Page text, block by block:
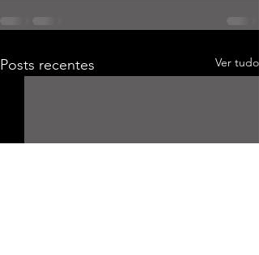
Posts recentes Ver tudo